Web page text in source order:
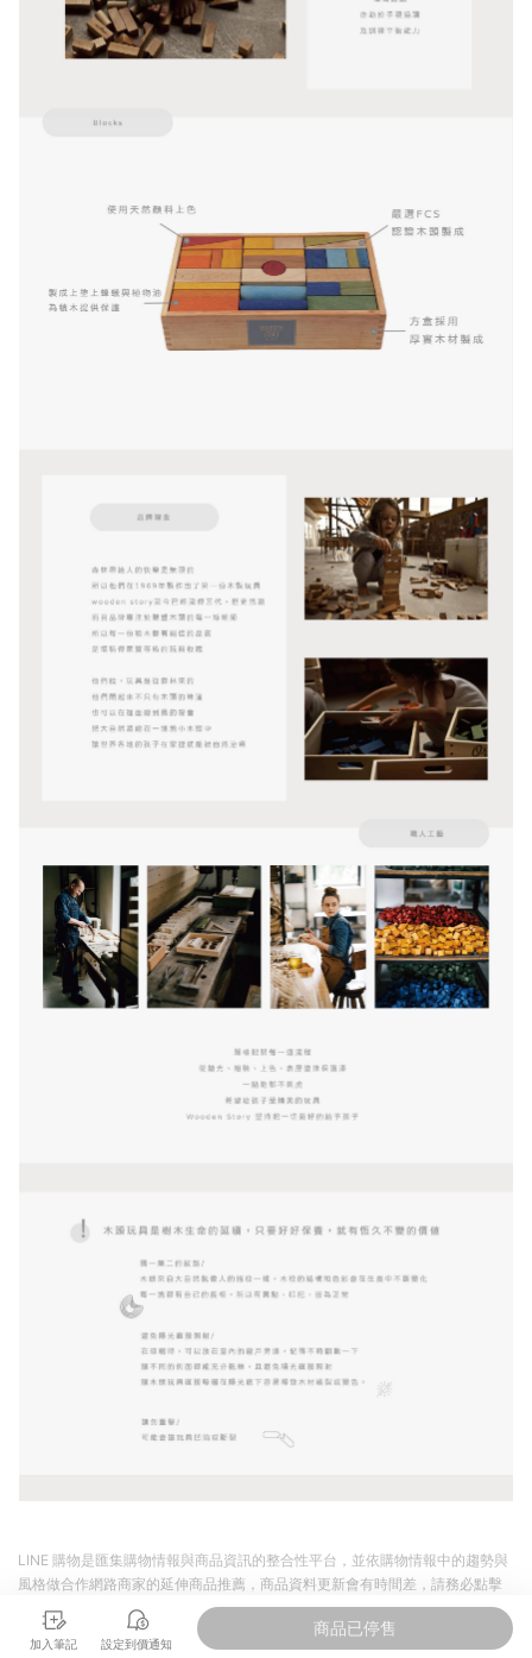
加入筆記 設定到價通知
商品已停售
LINE 購物是匯集購物情報與商品資訊的整合性平台，並依購物情報中的趨勢與
風格做合作網路商家的延伸商品推薦，商品資料更新會有時間差，請務必點擊
商品至各合作網路商家，確認現售價與購物條件，一切資訊以合作廠商網頁為
準。